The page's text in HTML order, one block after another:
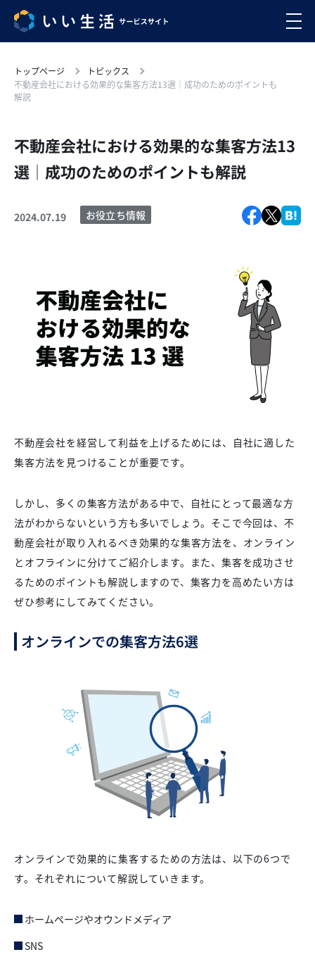
トップページ
トピックス
不動産会社における効果的な集客方法13選│成功のためのポイントも
解説
不動産会社における効果的な集客方法13
選│成功のためのポイントも解説
2024.07.19 お役立ち情報
不動産会社を経営して利益を上げるためには、自社に適した
集客方法を見つけることが重要です。
しかし、多くの集客方法がある中で、自社にとって最適な方
法がわからないという方も多いでしょう。そこで今回は、不
動産会社が取り入れるべき効果的な集客方法を、オンライン
とオフラインに分けてご紹介します。また、集客を成功させ
るためのポイントも解説しますので、集客力を高めたい方は
ぜひ参考にしてみてください。
オンラインでの集客方法6選
オンラインで効果的に集客するための方法は、以下の6つで
す。それぞれについて解説していきます。
ホームページやオウンドメディア
SNS